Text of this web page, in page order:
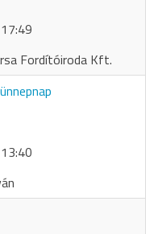
Fordítóiroda Kft.